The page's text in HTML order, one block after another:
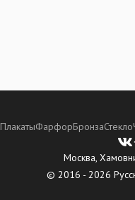
ПлакатыФарфорБронзаСтекло
Москва,
© 2016 - 2026